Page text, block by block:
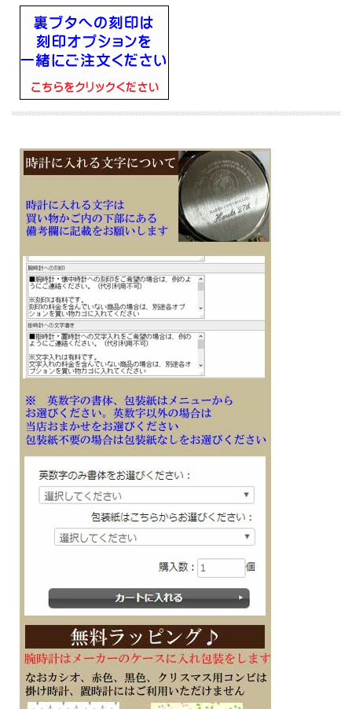
残照時間切替（1.5秒/3秒）付き）、LCD部用LEDバックライト（スーパーイルミネ
ーター、残照機能、残照時間切替（1.5秒/3秒）付き）とネオブライト（蓄光塗
■1/100秒（1時間未満）／1秒（1時間以上）、24時間計、スプリット付き（ストッ
プウオッチ機能）
■時刻アラーム５本、時報
■ワールドタイム機能、世界48都市（31タイムゾーン、サマータイム設定機能付
き）＋UTC（協定世界時）の時刻表示
・バンド：樹脂バンド（バイオマスプラスチック）
・LED：ホワイト
・針退避機能（針が液晶表示と重なって見づらいときは、針を液晶表示の上から一
時的に退避させることができます）
・操作音ON/OFF切替機能
■メーカーの正規国内保証書付き（1年間保証）
会社 永年勤続 周年記念 皆勤 栄転 定年 退職 誕生日 入学 成人 卒業 就職 還暦 贈り
物 贈答品 ギフト 記念品 プレゼントにメッセージ 文字 名入れ 刻印した腕時計を
※１０文字分の加工費込みの表示価格です
※在庫ありの時１０日間前後（土日祝日は除く）で発送予定（在庫切れの場合もあ
ります）